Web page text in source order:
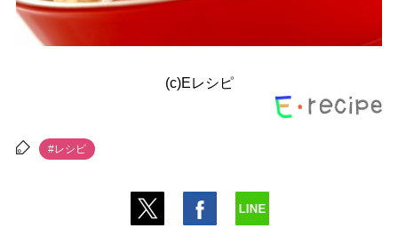
(c)Eレシピ
#レシピ